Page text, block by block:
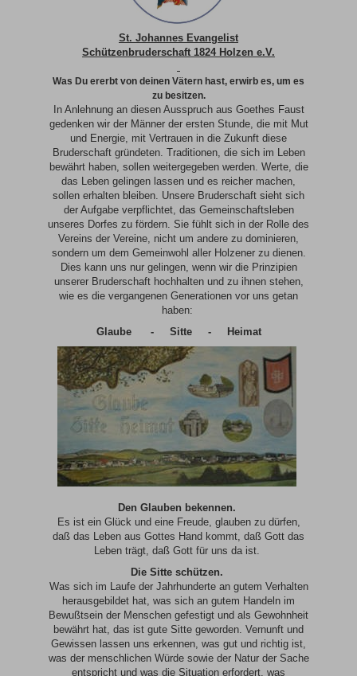
St. Johannes Evangelist
Schützenbruderschaft 1824 Holzen e.V.
Was Du ererbt von deinen Vätern hast, erwirb es, um es
zu besitzen.
In Anlehnung an diesen Ausspruch aus Goethes Faust
gedenken wir der Männer der ersten Stunde, die mit Mut
und Energie, mit Vertrauen in die Zukunft diese
Bruderschaft gründeten. Traditionen, die sich im Leben
bewährt haben, sollen weitergegeben werden. Werte, die
das Leben gelingen lassen und es reicher machen,
sollen erhalten bleiben. Unsere Bruderschaft sieht sich
der Aufgabe verpflichtet, das Gemeinschaftsleben
unseres Dorfes zu fördern. Sie fühlt sich in der Rolle des
Vereins der Vereine, nicht um andere zu dominieren,
sondern um dem Gemeinwohl aller Holzener zu dienen.
Dies kann uns nur gelingen, wenn wir die Prinzipien
unserer Bruderschaft hochhalten und zu ihnen stehen,
wie es die vergangenen Generationen vor uns getan
haben:
Glaube - Sitte - Heimat
Den Glauben bekennen.
Es ist ein Glück und eine Freude, glauben zu dürfen,
daß das Leben aus Gottes Hand kommt, daß Gott das
Leben trägt, daß Gott für uns da ist.
Die Sitte schützen.
Was sich im Laufe der Jahrhunderte an gutem Verhalten
herausgebildet hat, was sich an gutem Handeln im
Bewußtsein der Menschen gefestigt und als Gewohnheit
bewährt hat, das ist gute Sitte geworden. Vernunft und
Gewissen lassen uns erkennen, was gut und richtig ist,
was der menschlichen Würde sowie der Natur der Sache
entspricht und was die Situation erfordert, was